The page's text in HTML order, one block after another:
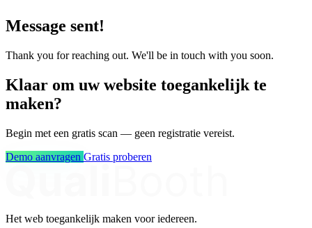
Message sent!
Thank you for reaching out. We'll be in touch with you soon.
Klaar om uw website toegankelijk te
maken?
Begin met een gratis scan — geen registratie vereist.
Demo aanvragen Gratis proberen
Het web toegankelijk maken voor iedereen.